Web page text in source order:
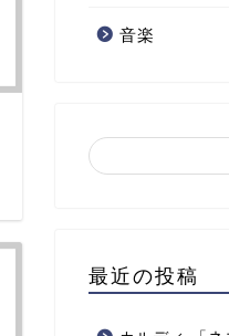
音楽
最近の投稿